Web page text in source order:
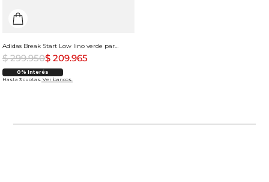
Adidas Break Start Low lino verde para mujer
$ 299.950$ 209.965
0% Interés
Hasta 3 cuotas. Ver bancos.